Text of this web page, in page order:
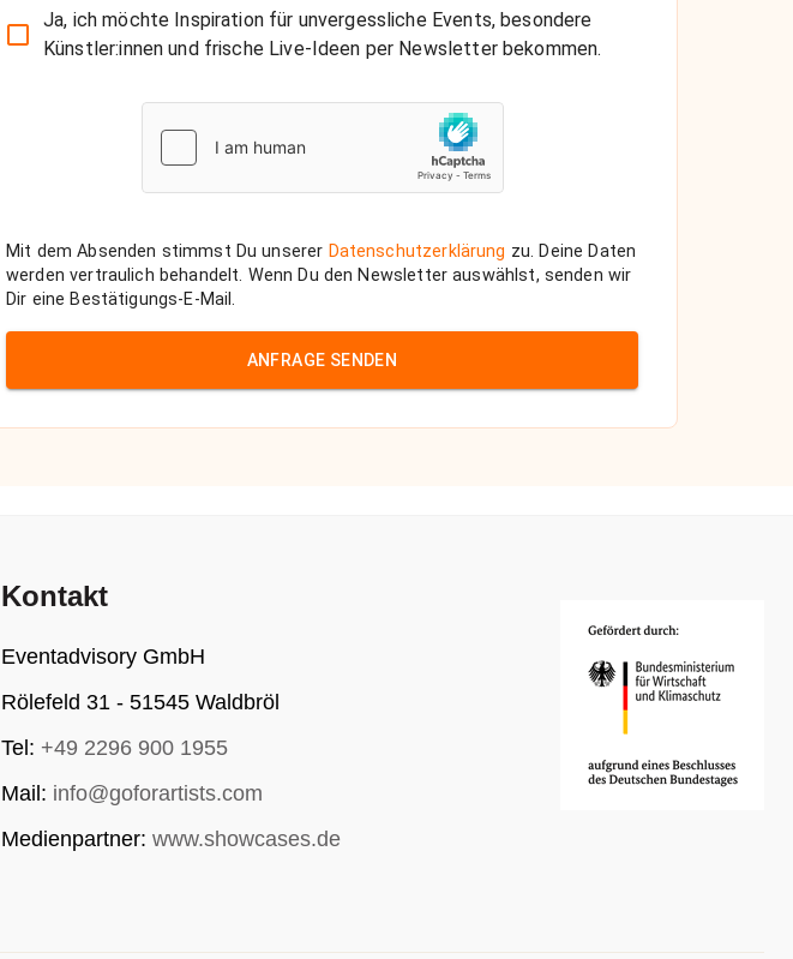
Ja, ich möchte Inspiration für unvergessliche Events, besondere
Künstler:innen und frische Live-Ideen per Newsletter bekommen.
Mit dem Absenden stimmst Du unserer Datenschutzerklärung zu. Deine Daten
werden vertraulich behandelt. Wenn Du den Newsletter auswählst, senden wir
Dir eine Bestätigungs-E-Mail.
ANFRAGE SENDEN
Kontakt
Eventadvisory GmbH
Rölefeld 31 - 51545 Waldbröl
Tel: +49 2296 900 1955
Mail: info@goforartists.com
Medienpartner: www.showcases.de